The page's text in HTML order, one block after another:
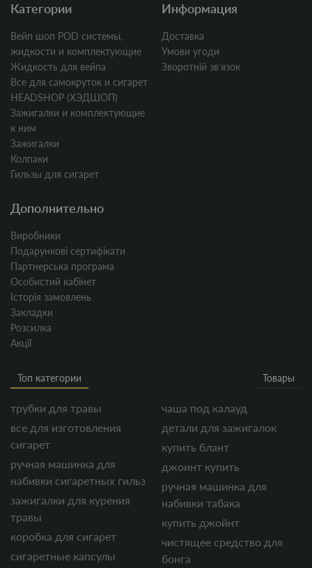
Категории
Вейп шоп POD системы,
жидкости и комплектующие
Жидкость для вейпа
Все для самокруток и сигарет
HEADSHOP (ХЭДШОП)
Зажигалки и комплектующие
к ним
Зажигалки
Колпаки
Гильзы для сигарет
Информация
Доставка
Умови угоди
Зворотній звʼязок
Дополнительно
Виробники
Подарункові сертифікати
Партнерська програма
Особистий кабінет
Історія замовлень
Закладки
Розсилка
Акції
Топ категории Товары
трубки для травы
все для изготовления
сигарет
ручная машинка для
набивки сигаретных гильз
зажигалки для курения
травы
коробка для сигарет
сигаретные капсулы
чаша под калауд
детали для зажигалок
купить блант
джоинт купить
ручная машинка для
набивки табака
купить джойнт
чистящее средство для
бонга